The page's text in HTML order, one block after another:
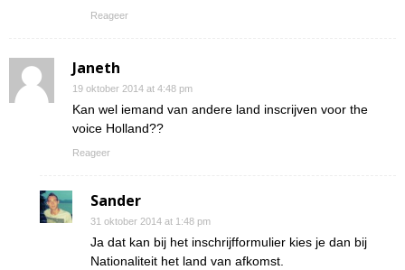
Reageer
Janeth
19 oktober 2014 at 4:48 pm
Kan wel iemand van andere land inscrijven voor the
voice Holland??
Reageer
Sander
31 oktober 2014 at 1:48 pm
Ja dat kan bij het inschrijfformulier kies je dan bij
Nationaliteit het land van afkomst.